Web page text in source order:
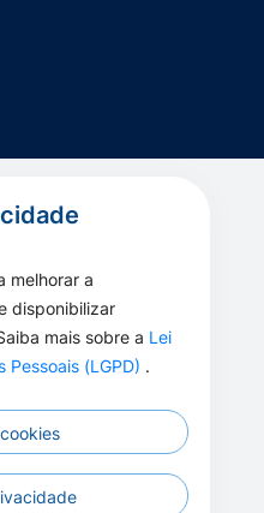
melhorar a
disponibilizar
mais sobre a Lei
Pessoais (LGPD) .